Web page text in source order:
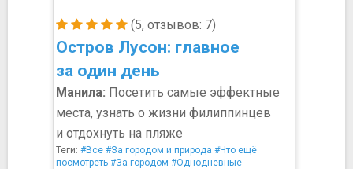
(5, отзывов: 7)
Остров Лусон: главное
за один день
Манила: Посетить самые эффектные
места, узнать о жизни филиппинцев
и отдохнуть на пляже
Теги: #Все #За городом и природа #Что ещё
посмотреть #За городом #Однодневные